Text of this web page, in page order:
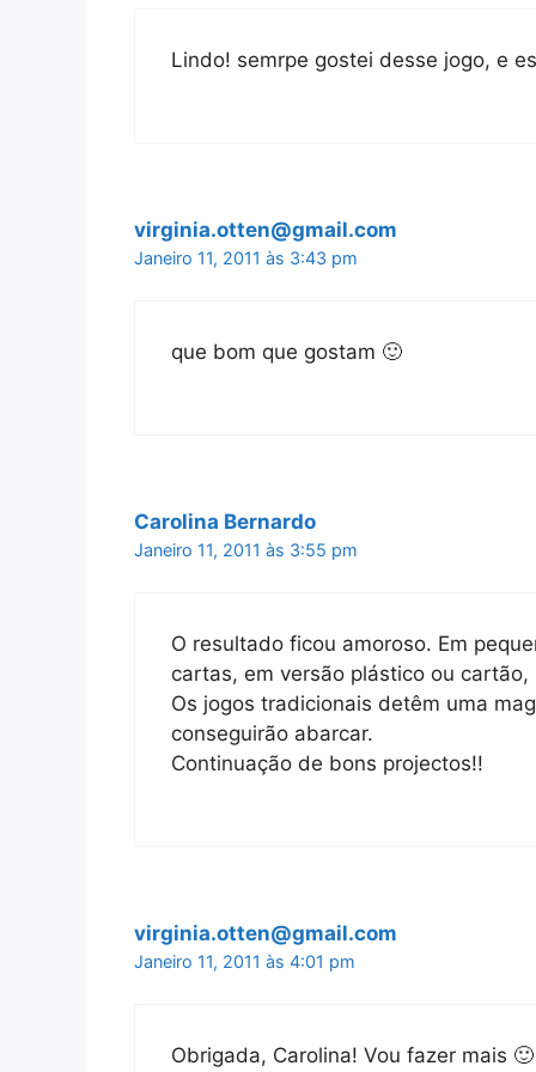
Lindo! semrpe gostei desse jogo, e
virginia.otten@gmail.com
Janeiro 11, 2011 às 3:43 pm
que bom que gostam 🙂
Carolina Bernardo
Janeiro 11, 2011 às 3:55 pm
O resultado ficou amoroso. Em
cartas, em versão plástico ou
Os jogos tradicionais detêm uma
conseguirão abarcar.
Continuação de bons projectos!!
virginia.otten@gmail.com
Janeiro 11, 2011 às 4:01 pm
Obrigada, Carolina! Vou fazer mais 🙂